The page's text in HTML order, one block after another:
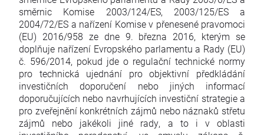
směrnic Komise 2003/124/ES, 2003/125/ES a
2004/72/ES a nařízení Komise v přenesené pravomoci
(EU) 2016/958 ze dne 9. března 2016, kterým se
doplňuje nařízení Evropského parlamentu a Rady (EU)
č. 596/2014, pokud jde o regulační technické normy
pro technická ujednání pro objektivní předkládání
investičních doporučení nebo jiných informací
doporučujících nebo navrhujících investiční strategie a
pro zveřejnění konkrétních zájmů nebo náznaků střetu
zájmů nebo jakékoli jiné rady, a to i v oblasti